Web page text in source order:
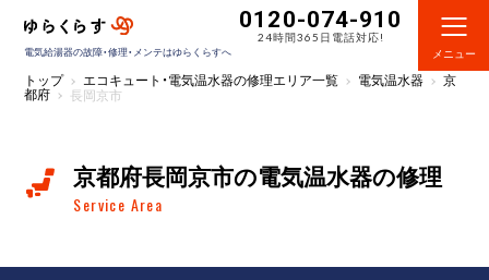
電気給湯器の故障・修理・メンテはゆらくらすへ
0120-074-910
24時間365日電話対応!
メニュー
トップ エコキュート・電気温水器の修理エリア一覧 電気温水器 京
都府 長岡京市
京都府長岡京市の電気温水器の修理
Service Area